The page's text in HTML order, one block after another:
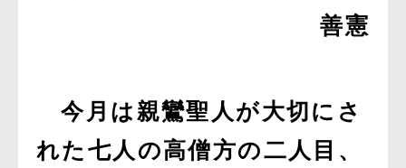
善憲
今月は親鸞聖人が大切にさ
れた七人の高僧方の二人目、